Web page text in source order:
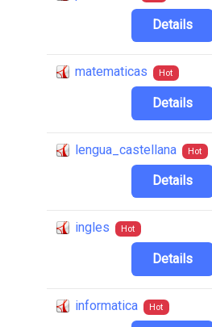
Details
matematicas Hot
Details
lengua_castellana Hot
Details
ingles Hot
Details
informatica Hot